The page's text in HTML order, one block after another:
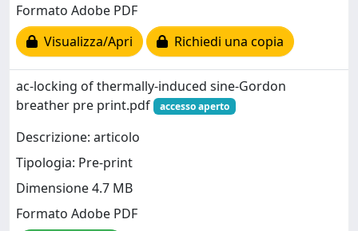
Formato Adobe PDF
Visualizza/Apri
Richiedi una copia
ac-locking of thermally-induced sine-Gordon
breather pre print.pdf
accesso aperto
Descrizione: articolo
Tipologia: Pre-print
Dimensione 4.7 MB
Formato Adobe PDF